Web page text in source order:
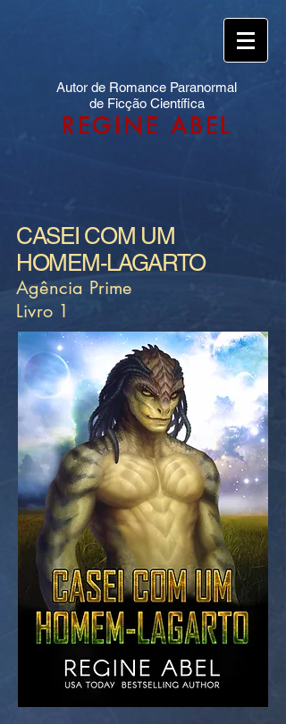
Autor de Romance Paranormal
de Ficção Científica
REGINE ABEL
CASEI COM UM
HOMEM-LAGARTO
Agência Prime
Livro 1